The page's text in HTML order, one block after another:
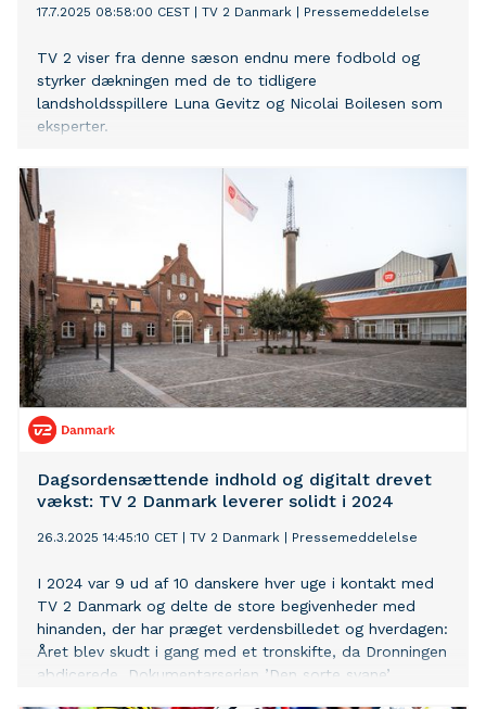
17.7.2025 08:58:00 CEST TV 2 Danmark Pressemeddelelse
TV 2 viser fra denne sæson endnu mere fodbold og
styrker dækningen med de to tidligere
landsholdsspillere Luna Gevitz og Nicolai Boilesen som
eksperter.
Dagsordensættende indhold og digitalt drevet
vækst: TV 2 Danmark leverer solidt i 2024
26.3.2025 14:45:10 CET TV 2 Danmark Pressemeddelelse
I 2024 var 9 ud af 10 danskere hver uge i kontakt med
TV 2 Danmark og delte de store begivenheder med
hinanden, der har præget verdensbilledet og hverdagen:
Året blev skudt i gang med et tronskifte, da Dronningen
abdicerede. Dokumentarserien ’Den sorte svane’